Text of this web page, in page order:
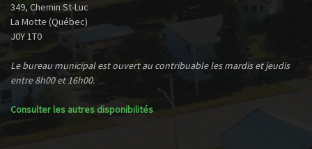
349, Chemin St-Luc
La Motte (Québec)
J0Y 1T0
Le bureau municipal est ouvert au contribuable les mardis et jeudis
entre 8h00 et 16h00.
Consulter les autres disponibilités